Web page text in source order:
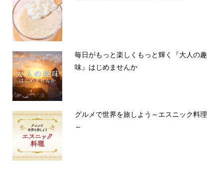
毎日がもっと楽しくもっと輝く『大人の趣
味』はじめませんか
グルメで世界を旅しよう～エスニック料理
～